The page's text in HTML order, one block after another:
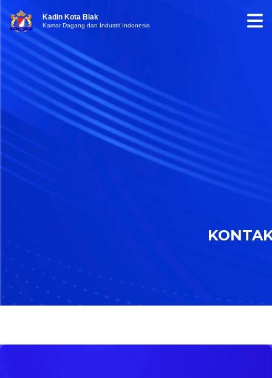
Kadin Kota Biak
Kamar Dagang dan Industri Indonesia